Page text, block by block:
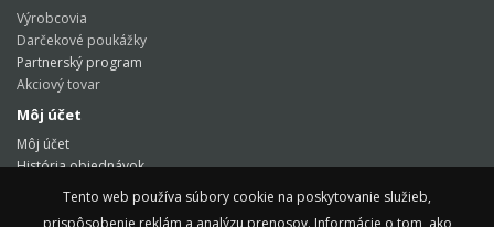
Tento web používa súbory cookie na poskytovanie služieb,
prispôsobenie reklám a analýzu prenosov. Informácie o tom, ako
Tento web používa súbory cookie na poskytovanie služieb,
prispôsobenie reklám a analýzu prenosov. Informácie o tom, ako
Výrobcovia
Darčekové poukážky
Partnerský program
Akciový tovar
Môj účet
Môj účet
História objednávok
Obľúbené produkty